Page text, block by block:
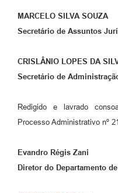
MARCELO SILVA SOUZA
Secretário de Assuntos
CRISLÂNIO LOPES DA
Secretário de
Redigido e lavrado
Processo Administrativo nº
Evandro Régis Zani
Diretor do Departamento